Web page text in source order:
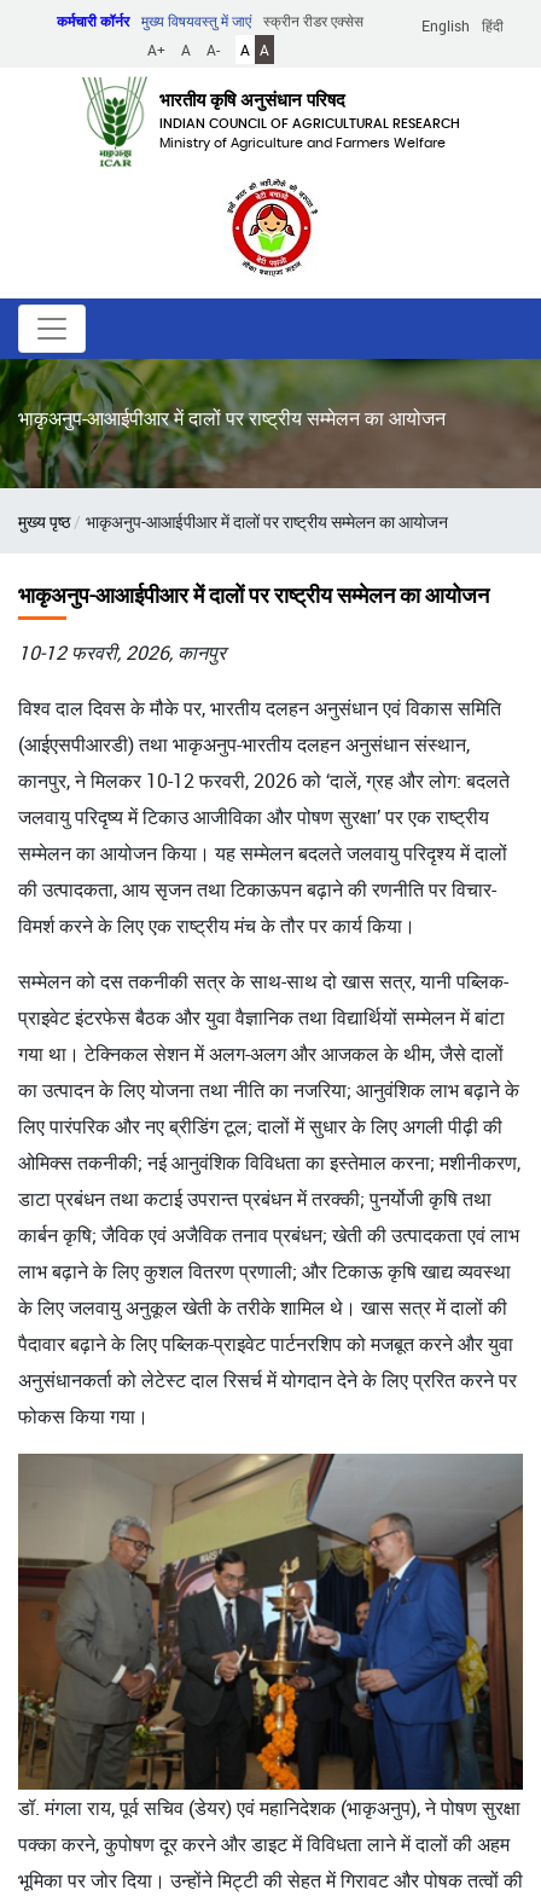
English हिंदी
कर्मचारी कॉर्नर मुख्य विषयवस्तु में जाएं
स्क्रीन रीडर एक्सेस
A+
A A- A A
भारतीय कृषि अनुसंधान परिषद
INDIAN COUNCIL OF AGRICULTURAL RESEARCH
Ministry of Agriculture and Farmers Welfare
भाकृअनुप-आआईपीआर में दालों पर राष्ट्रीय सम्मेलन का आयोजन
पग
मुख्य पृष्ठ भाकृअनुप-आआईपीआर में दालों पर राष्ट्रीय सम्मेलन का आयोजन
भाकृअनुप-आआईपीआर में दालों पर राष्ट्रीय सम्मेलन का आयोजन
10-12 फरवरी, 2026, कानपुर
विश्व दाल दिवस के मौके पर, भारतीय दलहन अनुसंधान एवं विकास समिति
(आईएसपीआरडी) तथा भाकृअनुप-भारतीय दलहन अनुसंधान संस्थान,
कानपुर, ने मिलकर 10-12 फरवरी, 2026 को ‘दालें, ग्रह और लोग: बदलते
जलवायु परिदृष्य में टिकाउ आजीविका और पोषण सुरक्षा’ पर एक राष्ट्रीय
सम्मेलन का आयोजन किया। यह सम्मेलन बदलते जलवायु परिदृश्य में दालों
की उत्पादकता, आय सृजन तथा टिकाऊपन बढ़ाने की रणनीति पर विचार-
विमर्श करने के लिए एक राष्ट्रीय मंच के तौर पर कार्य किया।
सम्मेलन को दस तकनीकी सत्र के साथ-साथ दो खास सत्र, यानी पब्लिक-
प्राइवेट इंटरफेस बैठक और युवा वैज्ञानिक तथा विद्यार्थियों सम्मेलन में बांटा
गया था। टेक्निकल सेशन में अलग-अलग और आजकल के थीम, जैसे दालों
का उत्पादन के लिए योजना तथा नीति का नजरिया; आनुवंशिक लाभ बढ़ाने के
लिए पारंपरिक और नए ब्रीडिंग टूल; दालों में सुधार के लिए अगली पीढ़ी की
ओमिक्स तकनीकी; नई आनुवंशिक विविधता का इस्तेमाल करना; मशीनीकरण,
डाटा प्रबंधन तथा कटाई उपरान्त प्रबंधन में तरक्की; पुनर्योजी कृषि तथा
कार्बन कृषि; जैविक एवं अजैविक तनाव प्रबंधन; खेती की उत्पादकता एवं लाभ
लाभ बढ़ाने के लिए कुशल वितरण प्रणाली; और टिकाऊ कृषि खाद्य व्यवस्था
के लिए जलवायु अनुकूल खेती के तरीके शामिल थे। खास सत्र में दालों की
पैदावार बढ़ाने के लिए पब्लिक-प्राइवेट पार्टनरशिप को मजबूत करने और युवा
अनुसंधानकर्ता को लेटेस्ट दाल रिसर्च में योगदान देने के लिए प्ररित करने पर
फोकस किया गया।
डॉ. मंगला राय, पूर्व सचिव (डेयर) एवं महानिदेशक (भाकृअनुप), ने पोषण सुरक्षा
पक्का करने, कुपोषण दूर करने और डाइट में विविधता लाने में दालों की अहम
भूमिका पर जोर दिया। उन्होंने मिट्टी की सेहत में गिरावट और पोषक तत्वों की